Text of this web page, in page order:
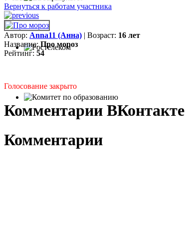
Вернуться к работам участника
Автор: Anna11 (Анна) | Возраст: 16 лет
Название:Про мороз
Рейтинг: 54
Голосование закрыто
Комментарии ВКонтакте
Комментарии